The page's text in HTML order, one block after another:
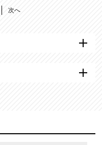
次へ